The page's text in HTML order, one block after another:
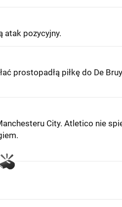
atak pozycyjny.
prostopadłą piłkę do De
City. Atletico nie